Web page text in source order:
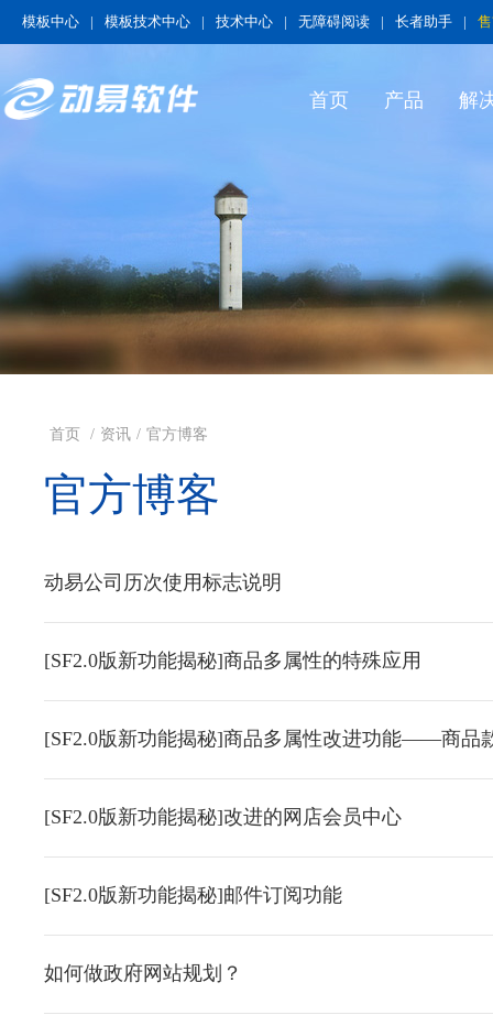
模板中心 | 模板技术中心 | 技术中心 | 无障碍阅读 | 长者助手 |
首页 产品 解
首页 / 资讯 / 官方博客
官方博客
动易公司历次使用标志说明
[SF2.0版新功能揭秘]商品多属性的特殊应用
[SF2.0版新功能揭秘]商品多属性改进功能——商品
[SF2.0版新功能揭秘]改进的网店会员中心
[SF2.0版新功能揭秘]邮件订阅功能
如何做政府网站规划？